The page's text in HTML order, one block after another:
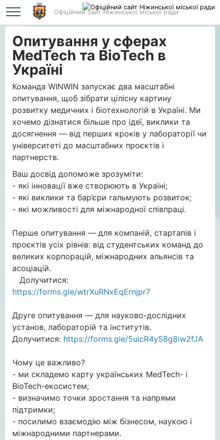
Офіційний сайт Ніжинської міської ради
Головна Опитування у сферах MedTech та BioTech в Україні
Опитування у сферах
MedTech та BioTech в
Україні
Команда WINWIN запускає два масштабні
опитування, щоб зібрати цілісну картину
розвитку медичних і біотехнологій в Україні. Ми
хочемо дізнатися більше про ідеї, виклики та
досягнення — від перших кроків у лабораторії чи
університеті до масштабних проєктів і
партнерств.
Ваш досвід допоможе зрозуміти:
- які інновації вже створюють в Україні;
- які виклики та бар’єри гальмують розвиток;
- які можливості для міжнародної співпраці.
Перше опитування — для компаній, стартапів і
проєктів усіх рівнів: від студентських команд до
великих корпорацій, міжнародних альянсів та
асоціацій.
Долучитися:
https://forms.gle/wtrXuRNxEqErnjpr7
Друге опитування — для науково-дослідних
установ, лабораторій та інститутів.
Долучитися: https://forms.gle/5uicR4yS8g8iw2fJA
Чому це важливо?
- ми складемо карту українських MedTech- і
BioTech-екосистем;
- визначимо точки зростання та напрями
підтримки;
- посилимо взаємодію між бізнесом, наукою і
міжнародними партнерами.